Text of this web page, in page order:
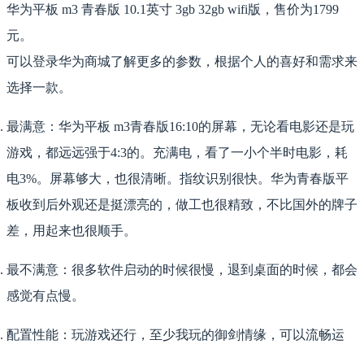
华为平板 m3 青春版 10.1英寸 3gb 32gb wifi版，售价为1799
元。
可以登录华为商城了解更多的参数，根据个人的喜好和需求来
选择一款。
最满意：华为平板 m3青春版16:10的屏幕，无论看电影还是玩
游戏，都远远强于4:3的。充满电，看了一小个半时电影，耗
电3%。屏幕够大，也很清晰。指纹识别很快。华为青春版平
板收到后外观还是挺漂亮的，做工也很精致，不比国外的牌子
差，用起来也很顺手。
最不满意：很多软件启动的时候很慢，退到桌面的时候，都会
感觉有点慢。
配置性能：玩游戏还行，至少我玩的御剑情缘，可以流畅运